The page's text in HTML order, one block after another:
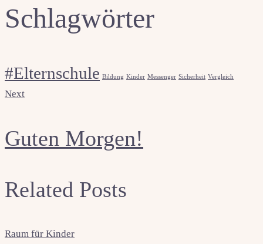
Schlagwörter
#Elternschule Bildung Kinder Messenger Sicherheit Vergleich
Next
Guten Morgen!
Related Posts
Raum für Kinder